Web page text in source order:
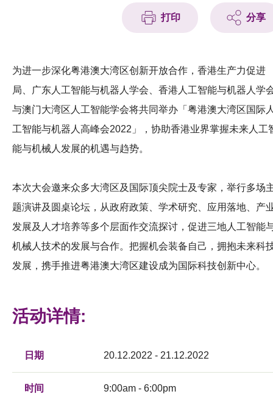
打印 分享
为进一步深化粤港澳大湾区创新开放合作，香港生产力促进
局、广东人工智能与机器人学会、香港人工智能与机器人学
与澳门大湾区人工智能学会将共同举办「粤港澳大湾区国际
工智能与机器人高峰会2022」，协助香港业界掌握未来人工
能与机械人发展的机遇与趋势。
本次大会邀来众多大湾区及国际顶尖院士及专家，举行多场
题演讲及圆桌论坛，从政府政策、学术研究、应用落地、产
发展及人才培养等多个层面作交流探讨，促进三地人工智能
机械人技术的发展与合作。把握机会装备自己，拥抱未来科
发展，携手推进粤港澳大湾区建设成为国际科技创新中心。
活动详情:
日期 20.12.2022 - 21.12.2022
时间 9:00am - 6:00pm